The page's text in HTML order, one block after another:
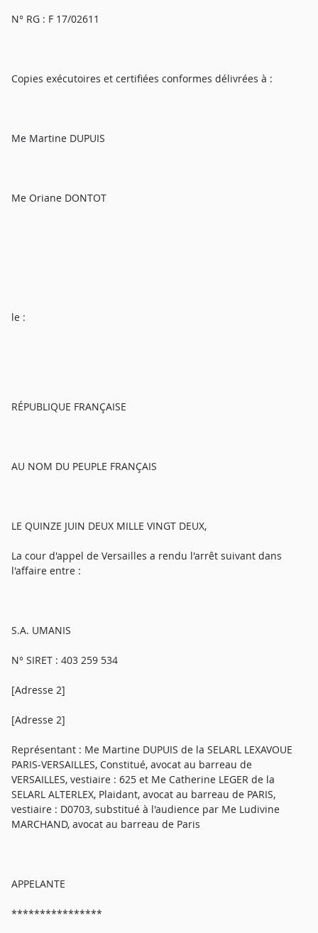
N° RG : F 17/02611
Copies exécutoires et certifiées conformes délivrées à :
Me Martine DUPUIS
Me Oriane DONTOT
le :
RÉPUBLIQUE FRANÇAISE
AU NOM DU PEUPLE FRANÇAIS
LE QUINZE JUIN DEUX MILLE VINGT DEUX,
La cour d'appel de Versailles a rendu l'arrêt suivant dans
l'affaire entre :
S.A. UMANIS
N° SIRET : 403 259 534
[Adresse 2]
[Adresse 2]
Représentant : Me Martine DUPUIS de la SELARL LEXAVOUE
PARIS-VERSAILLES, Constitué, avocat au barreau de
VERSAILLES, vestiaire : 625 et Me Catherine LEGER de la
SELARL ALTERLEX, Plaidant, avocat au barreau de PARIS,
vestiaire : D0703, substitué à l'audience par Me Ludivine
MARCHAND, avocat au barreau de Paris
APPELANTE
****************